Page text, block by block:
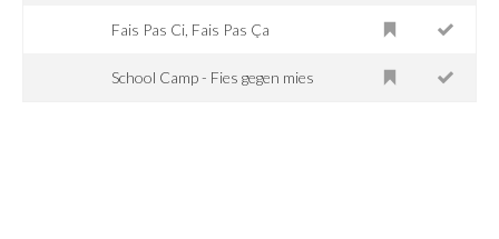
Fais Pas Ci, Fais Pas Ça
School Camp - Fies gegen mies